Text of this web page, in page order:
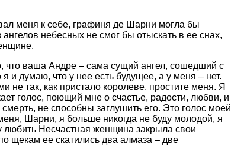
меня к себе, графиня де Шарни могла бы
небесных не смог бы отыскать в ее снах,
что ваша Андре – сама сущий ангел, сошедший с
и думаю, что у нее есть будущее, а у меня – нет.
так, как пристало королеве, простите меня. Я
голос, поющий мне о счастье, радости, любви, и
не способны заглушить его. Это голос моей
Шарни, я больше никогда не буду молодой, я
любить Несчастная женщина закрыла свои
щекам ее скатились два алмаза – две